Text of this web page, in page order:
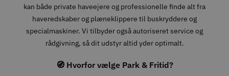
kan både private haveejere og professionelle finde alt fra
haveredskaber og plæneklippere til buskryddere og
specialmaskiner. Vi tilbyder også autoriseret service og
rådgivning, så dit udstyr altid yder optimalt.
🧭 Hvorfor vælge Park & Fritid?